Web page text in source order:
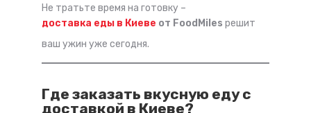
Не тратьте время на готовку –
доставка еды в Киеве от FoodMiles решит
ваш ужин уже сегодня.
Где заказать вкусную еду с
доставкой в Киеве?